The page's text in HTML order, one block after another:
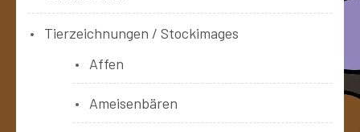
Tierzeichnungen / Stockimages
Affen
Ameisenbären